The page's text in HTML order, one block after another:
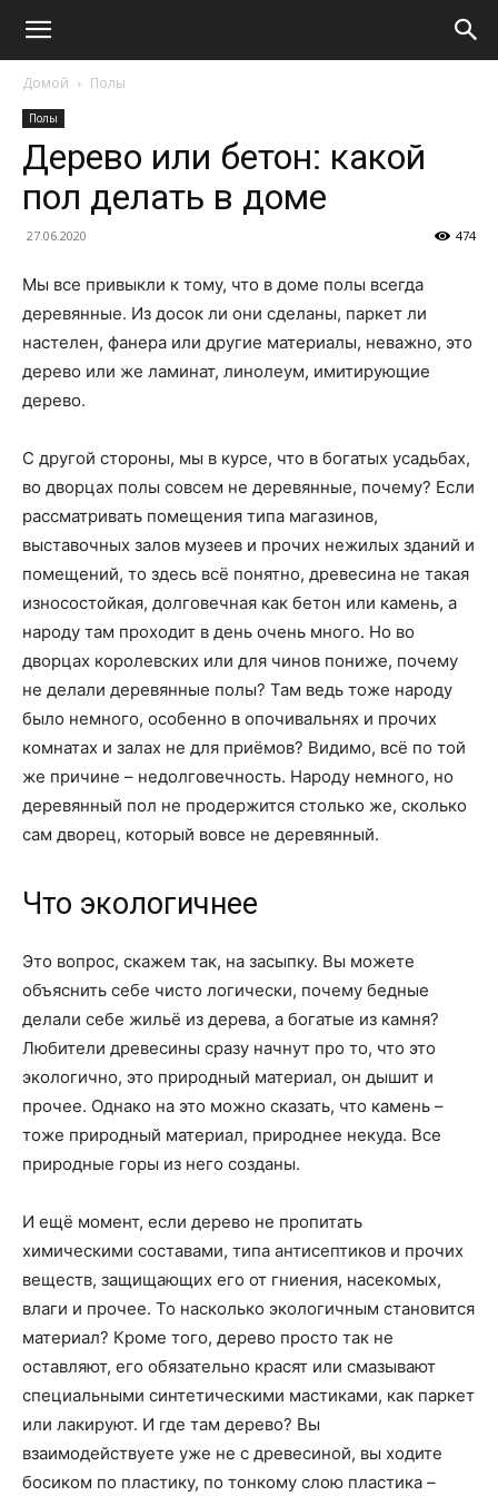
Домой Полы
Полы
Дерево или бетон: какой
пол делать в доме
27.06.2020 474
Мы все привыкли к тому, что в доме полы всегда
деревянные. Из досок ли они сделаны, паркет ли
настелен, фанера или другие материалы, неважно, это
дерево или же ламинат, линолеум, имитирующие
дерево.
С другой стороны, мы в курсе, что в богатых усадьбах,
во дворцах полы совсем не деревянные, почему? Если
рассматривать помещения типа магазинов,
выставочных залов музеев и прочих нежилых зданий и
помещений, то здесь всё понятно, древесина не такая
износостойкая, долговечная как бетон или камень, а
народу там проходит в день очень много. Но во
дворцах королевских или для чинов пониже, почему
не делали деревянные полы? Там ведь тоже народу
было немного, особенно в опочивальнях и прочих
комнатах и залах не для приёмов? Видимо, всё по той
же причине – недолговечность. Народу немного, но
деревянный пол не продержится столько же, сколько
сам дворец, который вовсе не деревянный.
Что экологичнее
Это вопрос, скажем так, на засыпку. Вы можете
объяснить себе чисто логически, почему бедные
делали себе жильё из дерева, а богатые из камня?
Любители древесины сразу начнут про то, что это
экологично, это природный материал, он дышит и
прочее. Однако на это можно сказать, что камень –
тоже природный материал, природнее некуда. Все
природные горы из него созданы.
И ещё момент, если дерево не пропитать
химическими составами, типа антисептиков и прочих
веществ, защищающих его от гниения, насекомых,
влаги и прочее. То насколько экологичным становится
материал? Кроме того, дерево просто так не
оставляют, его обязательно красят или смазывают
специальными синтетическими мастиками, как паркет
или лакируют. И где там дерево? Вы
взаимодействуете уже не с древесиной, вы ходите
босиком по пластику, по тонкому слою пластика –